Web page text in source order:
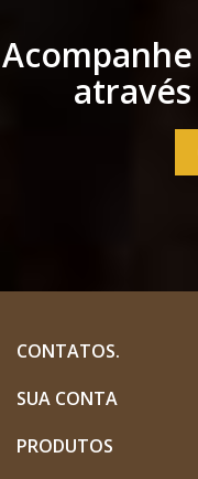
CONTATOS.
SUA CONTA
PRODUTOS